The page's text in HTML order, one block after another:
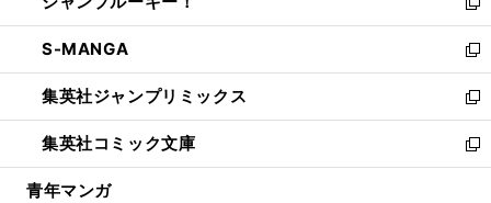
開
く
ウ
で
開
く
ィ
ン
ド
ウ
で
開
く
い
ウ
ィ
ン
ド
ウ
で
開
新
し
い
ウ
ィ
ン
ド
ウ
S-MANGA
新
し
い
ウ
ィ
ン
集英社ジャンプリミックス
新
し
い
ウ
集英社コミック文庫
新
し
青年マンガ